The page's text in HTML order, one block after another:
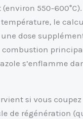
550-
le
dose
combustion
s’enflamme
si vous
de régénération